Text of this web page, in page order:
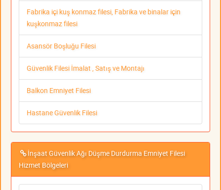
Fabrika içi kuş konmaz filesi, Fabrika ve binalar için
kuşkonmaz filesi
Asansör Boşluğu Filesi
Güvenlik Filesi İmalat , Satış ve Montajı
Balkon Emniyet Filesi
Hastane Güvenlik Filesi
İnşaat Güvenlik Ağı Düşme Durdurma Emniyet Filesi
Hizmet Bölgeleri